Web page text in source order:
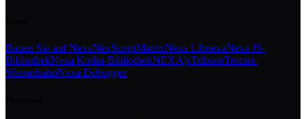
Bauen Sie auf NexaNexScriptMatrixNexa LibnexaNexa JS-
BibliothekNexa Kotlin-BibliothekNEXAjsTribüneTestnet-
WasserhahnNexa Debugger